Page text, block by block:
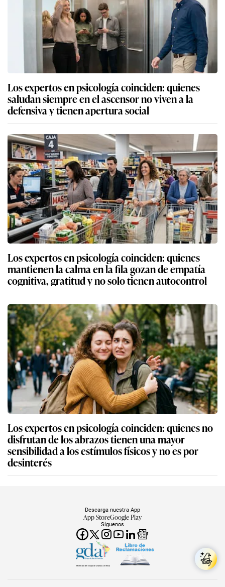
Los expertos en psicología coinciden: quienes
saludan siempre en el ascensor no viven a la
defensiva y tienen apertura social
Los expertos en psicología coinciden: quienes
mantienen la calma en la fila gozan de empatía
cognitiva, gratitud y no solo tienen autocontrol
Los expertos en psicología coinciden: quienes no
disfrutan de los abrazos tienen una mayor
sensibilidad a los estímulos físicos y no es por
desinterés
Síguenos
Descarga nuestra App
App StoreGoogle Play
Miembro del Grupo de Diarios América